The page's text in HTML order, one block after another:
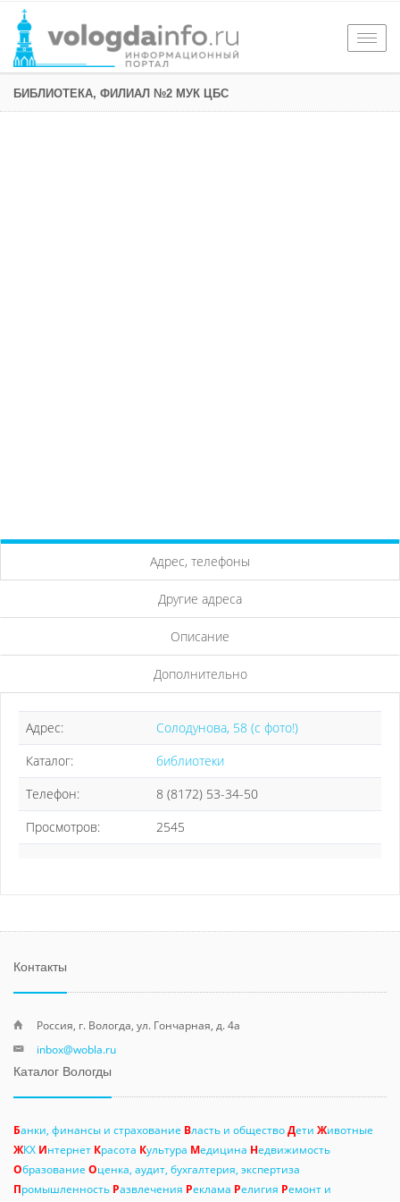
БИБЛИОТЕКА, ФИЛИАЛ №2 МУК ЦБС
Адрес, телефоны
Другие адреса
Описание
Дополнительно
Адрес:
Солодунова, 58 (с фото!)
Каталог:
библиотеки
Телефон:
8 (8172) 53-34-50
Просмотров:
2545
Контакты
Россия, г. Вологда, ул. Гончарная, д. 4а
inbox@wobla.ru
Каталог Вологды
Банки, финансы и страхование Власть и обществоДети Животные
ЖКХ Интернет Красота Культура Медицина Недвижимость
Образование Оценка, аудит, бухгалтерия, экспертиза
Промышленность Развлечения Реклама Религия Ремонт и